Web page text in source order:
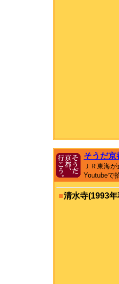
そうだ京
ＪＲ東海
Youtubeで
■清水寺(1993年